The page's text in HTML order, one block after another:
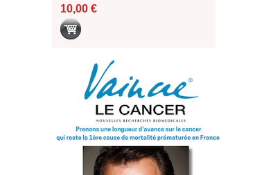
10,00 €